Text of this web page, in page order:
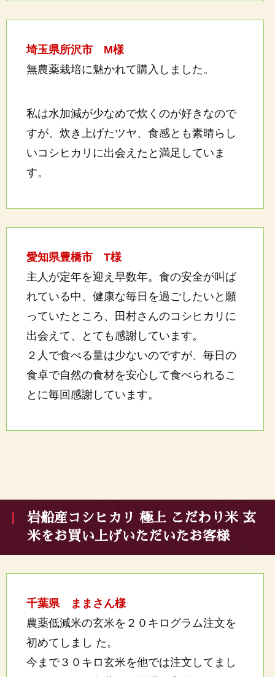
埼玉県所沢市 M様
無農薬栽培に魅かれて購入しました。
私は水加減が少なめで炊くのが好きなので
すが、炊き上げたツヤ、食感とも素晴らし
いコシヒカリに出会えたと満足していま
す。
愛知県豊橋市 T様
主人が定年を迎え早数年。食の安全が叫ば
れている中、健康な毎日を過ごしたいと願
っていたところ、田村さんのコシヒカリに
出会えて、とても感謝しています。
２人で食べる量は少ないのですが、毎日の
食卓で自然の食材を安心して食べられるこ
とに毎回感謝しています。
岩船産コシヒカリ 極上 こだわり米 玄
米をお買い上げいただいたお客様
千葉県 ままさん様
農薬低減米の玄米を２０キログラム注文を
初めてしまし た。
今まで３０キロ玄米を他では注文してまし